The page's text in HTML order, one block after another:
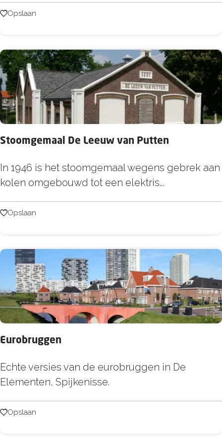
i
s
e
r
k
P
a
r
d
Opslaan
Opslaan
Stoomgemaal De Leeuw van Putten
S
t
o
e
a
a
l
e
L
e
u
In 1946 is het stoomgemaal wegens gebrek aan
kolen omgebouwd tot een elektris...
Opslaan
Opslaan
Eurobruggen
E
u
o
Echte versies van de eurobruggen in De
Elementen, Spijkenisse.
Opslaan
Opslaan